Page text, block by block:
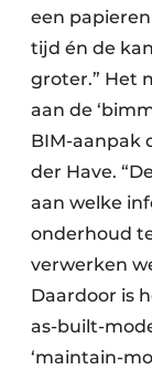
een
tijd én de
groter.” Het
aan de
BIM-aanpak
der Have.
aan welke
onderhoud
verwerken
Daardoor is
as-built-
‘maintain-